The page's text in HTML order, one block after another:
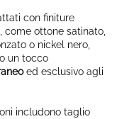
con finiture
come ottone satinato,
o nickel nero,
un tocco
ed esclusivo agli
includono taglio